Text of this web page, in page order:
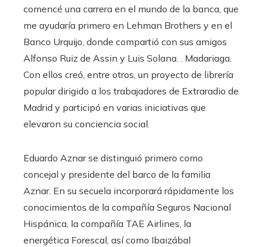
comencé una carrera en el mundo de la banca, que
me ayudaría primero en Lehman Brothers y en el
Banco Urquijo, donde compartió con sus amigos
Alfonso Ruiz de Assin y Luis Solana. . Madariaga.
Con ellos creó, entre otros, un proyecto de librería
popular dirigido a los trabajadores de Extraradio de
Madrid y participó en varias iniciativas que
elevaron su conciencia social.
Eduardo Aznar se distinguió primero como
concejal y presidente del barco de la familia
Aznar. En su secuela incorporará rápidamente los
conocimientos de la compañía Seguros Nacional
Hispánica, la compañía TAE Airlines, la
energética Forescal, así como Ibaizábal